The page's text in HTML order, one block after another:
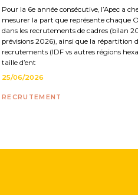
Pour la 6e année consécutive, l’Apec a
mesurer la part que représente chaque
dans les recrutements de cadres (bilan
prévisions 2026), ainsi que la répartition
recrutements (IDF vs autres régions
taille d’ent
25/06/2026
RECRUTEMENT